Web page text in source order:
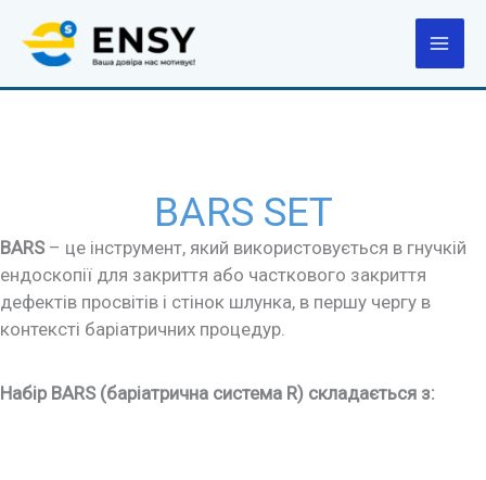
вмісту
BARS SET
BARS – це інструмент, який використовується в гнучкій
ендоскопії для закриття або часткового закриття
дефектів просвітів і стінок шлунка, в першу чергу в
контексті баріатричних процедур.
Набір BARS (баріатрична система R) складається з: